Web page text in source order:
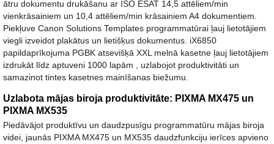
ātru dokumentu drukāšanu ar ISO ESAT 14,5 attēliem/min
vienkrāsainiem un 10,4 attēliem/min krāsainiem A4 dokumentiem.
Piekļuve Canon Solutions Templates programmatūrai ļauj lietotājiem
viegli izveidot plakātus un lietišķus dokumentus. iX6850
papildaprīkojuma PGBK atsevišķā XXL melnā kasetne ļauj lietotājiem
izdrukāt līdz aptuveni 1000 lapām , uzlabojot produktivitāti un
samazinot tintes kasetnes mainīšanas biežumu.
Uzlabota mājas biroja produktivitāte: PIXMA MX475 un
PIXMA MX535
Piedāvājot produktīvu un daudzpusīgu programmatūru mājas biroja
videi, jaunās PIXMA MX475 un MX535 daudzfunkciju ierīces apvieno